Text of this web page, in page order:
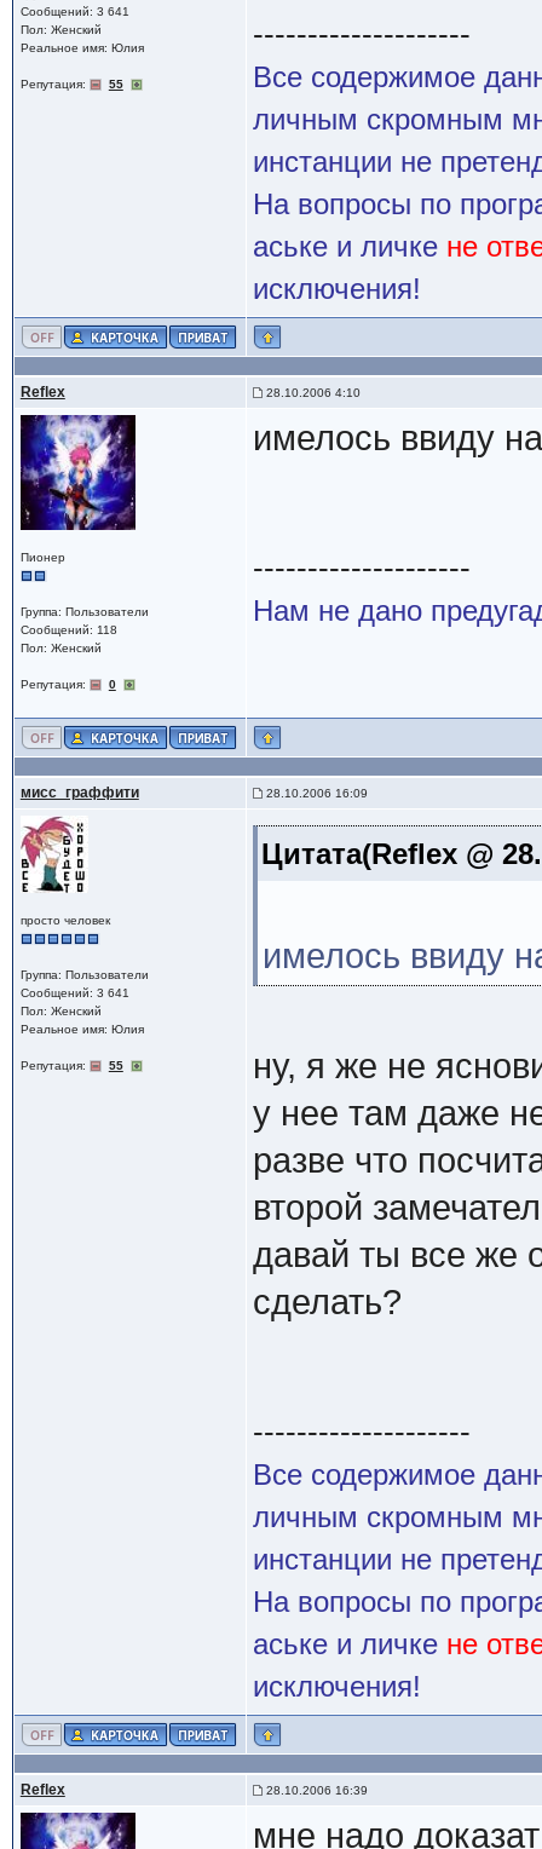
Сообщений: 3 641
Пол: Женский
Реальное имя: Юлия
Репутация: 55
--------------------
Все содержимое
личным скромным
инстанции не
На вопросы по
аське и личке не
исключения!
Reflex 28.10.2006 4:10
Пионер
Группа: Пользователи
Сообщений: 118
Пол: Женский
Репутация: 0
имелось ввиду
--------------------
Нам не дано
мисс_граффити 28.10.2006 16:09
просто человек
Группа: Пользователи
Сообщений: 3 641
Пол: Женский
Реальное имя: Юлия
Репутация: 55
Цитата(Reflex @
имелось ввиду
ну, я же не
у нее там даже
разве что
второй
давай ты все же
сделать?
--------------------
Все содержимое
личным скромным
инстанции не
На вопросы по
аське и личке не
исключения!
Reflex 28.10.2006 16:39
мне надо